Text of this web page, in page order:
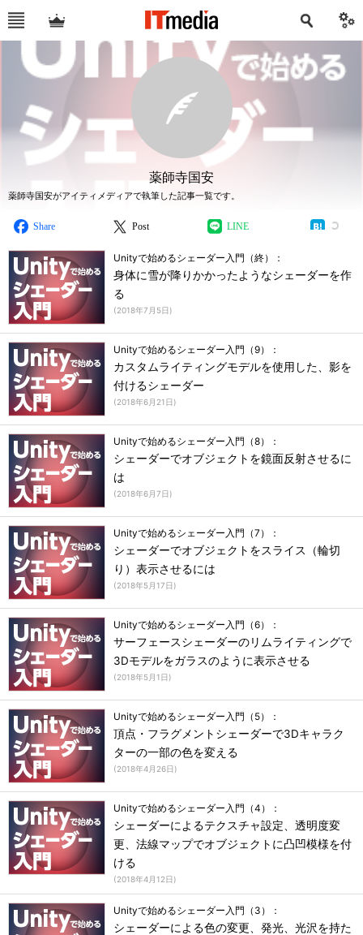
薬師寺国安
薬師寺国安がアイティメディアで執筆した記事一覧です。
Share Post LINE
Unityで始めるシェーダー入門（終）：
身体に雪が降りかかったようなシェーダーを作
る
(2018年7月5日)
Unityで始めるシェーダー入門（9）：
カスタムライティングモデルを使用した、影を
付けるシェーダー
(2018年6月21日)
Unityで始めるシェーダー入門（8）：
シェーダーでオブジェクトを鏡面反射させるに
は
(2018年6月7日)
Unityで始めるシェーダー入門（7）：
シェーダーでオブジェクトをスライス（輪切
り）表示させるには
(2018年5月17日)
Unityで始めるシェーダー入門（6）：
サーフェースシェーダーのリムライティングで
3Dモデルをガラスのように表示させる
(2018年5月1日)
Unityで始めるシェーダー入門（5）：
頂点・フラグメントシェーダーで3Dキャラク
ターの一部の色を変える
(2018年4月26日)
Unityで始めるシェーダー入門（4）：
シェーダーによるテクスチャ設定、透明度変
更、法線マップでオブジェクトに凸凹模様を付
ける
(2018年4月12日)
Unityで始めるシェーダー入門（3）：
シェーダーによる色の変更、発光、光沢を持た